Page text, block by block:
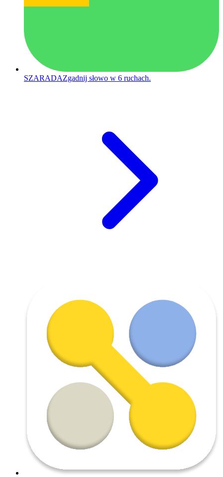
SZARADAZgadnij słowo w 6 ruchach.